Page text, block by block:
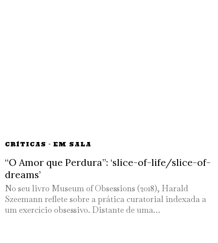
CRÍTICAS · EM SALA
“O Amor que Perdura”: ‘slice-of-life/slice-of-
dreams’
No seu livro Museum of Obsessions (2018), Harald
Szeemann reflete sobre a prática curatorial indexada a
um exercício obsessivo. Distante de uma…